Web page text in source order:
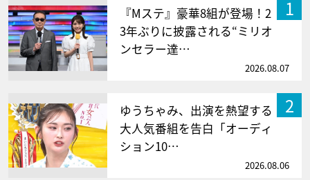
1
『Mステ』豪華8組が登場！2
3年ぶりに披露される“ミリオ
ンセラー達…
2026.08.07
2
ゆうちゃみ、出演を熱望する
大人気番組を告白「オーディ
ション10…
2026.08.06